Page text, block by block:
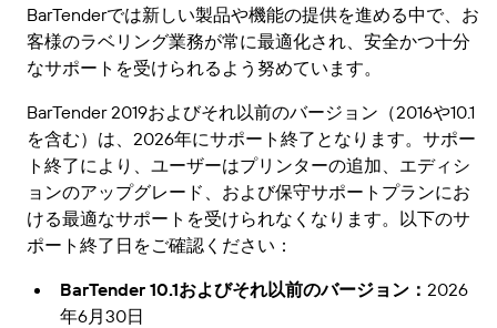
BarTenderでは新しい製品や機能の提供を進める中で、お
客様のラベリング業務が常に最適化され、安全かつ十分
なサポートを受けられるよう努めています。
BarTender 2019およびそれ以前のバージョン（2016や10.1
を含む）は、2026年にサポート終了となります。サポー
ト終了により、ユーザーはプリンターの追加、エディシ
ョンのアップグレード、および保守サポートプランにお
ける最適なサポートを受けられなくなります。以下のサ
ポート終了日をご確認ください：
BarTender 10.1およびそれ以前のバージョン： 2026
年6月30日